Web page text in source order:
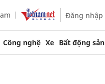
Đăng nhập
Công nghệ Xe Bất động sản